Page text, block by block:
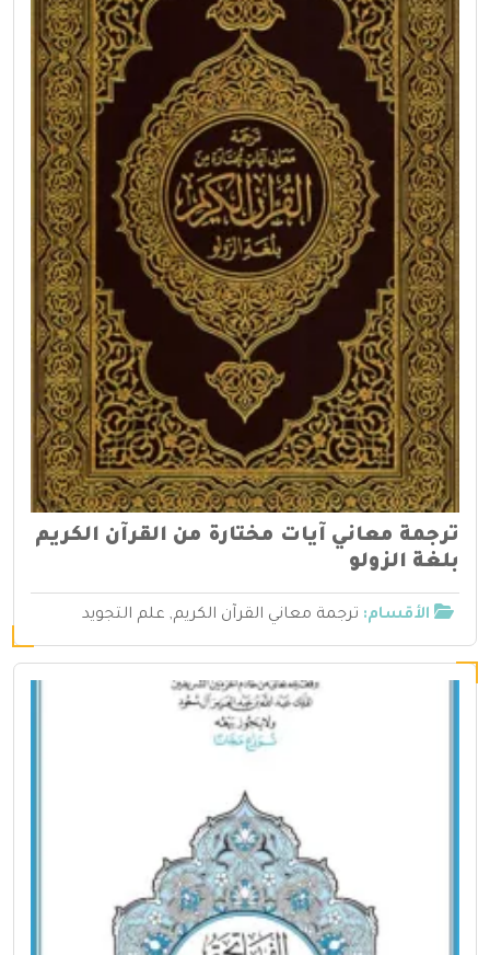
ترجمة معاني آيات مختارة من القرآن الكريم
بلغة الزولو
الأقسام: ترجمة معاني القرآن الكريم, علم التجويد